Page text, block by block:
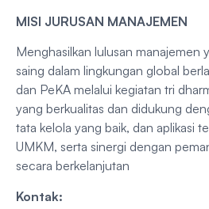
MISI JURUSAN MANAJEMEN
Menghasilkan lulusan manajemen
saing dalam lingkungan global
dan PeKA melalui kegiatan tri
yang berkualitas dan didukung
tata kelola yang baik, dan aplikasi
UMKM, serta sinergi dengan
secara berkelanjutan
Kontak: